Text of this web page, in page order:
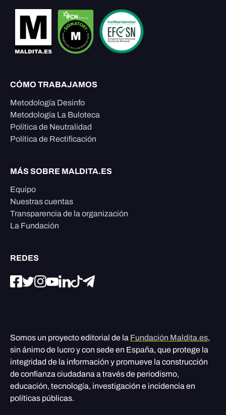
CÓMO TRABAJAMOS
Metodología Desinfo
Metodología La Buloteca
Política de Neutralidad
Política de Rectificación
MÁS SOBRE MALDITA.ES
Equipo
Nuestras cuentas
Transparencia de la organización
La Fundación
REDES
Somos un proyecto editorial de la Fundación Maldita.es,
sin ánimo de lucro y con sede en España, que protege la
integridad de la información y promueve la construcción
de confianza ciudadana a través de periodismo,
educación, tecnología, investigación e incidencia en
políticas públicas.